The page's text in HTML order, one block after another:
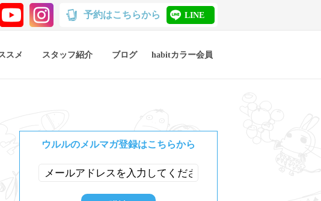
予約はこちらから LINE
スメ スタッフ紹介 ブログ habitカラー会員
ウルルのメルマガ登録はこちらから